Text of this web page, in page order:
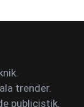
trender.
publicistik.